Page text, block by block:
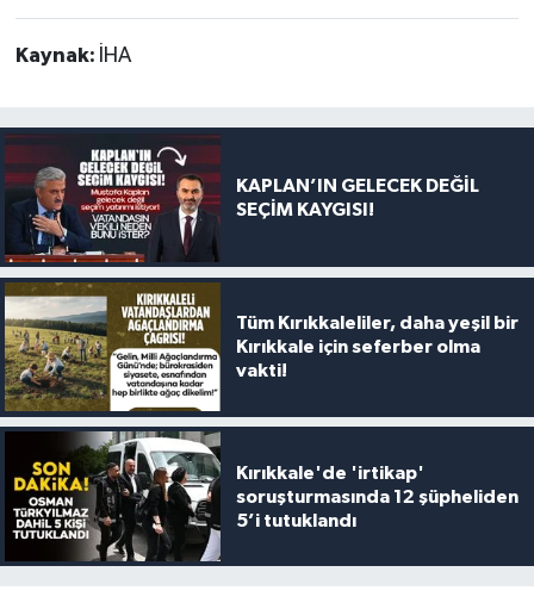
Kaynak: İHA
KAPLAN’IN GELECEK DEĞİL
SEÇİM KAYGISI!
Tüm Kırıkkaleliler, daha yeşil bir
Kırıkkale için seferber olma
vakti!
Kırıkkale'de 'irtikap'
soruşturmasında 12 şüpheliden
5’i tutuklandı